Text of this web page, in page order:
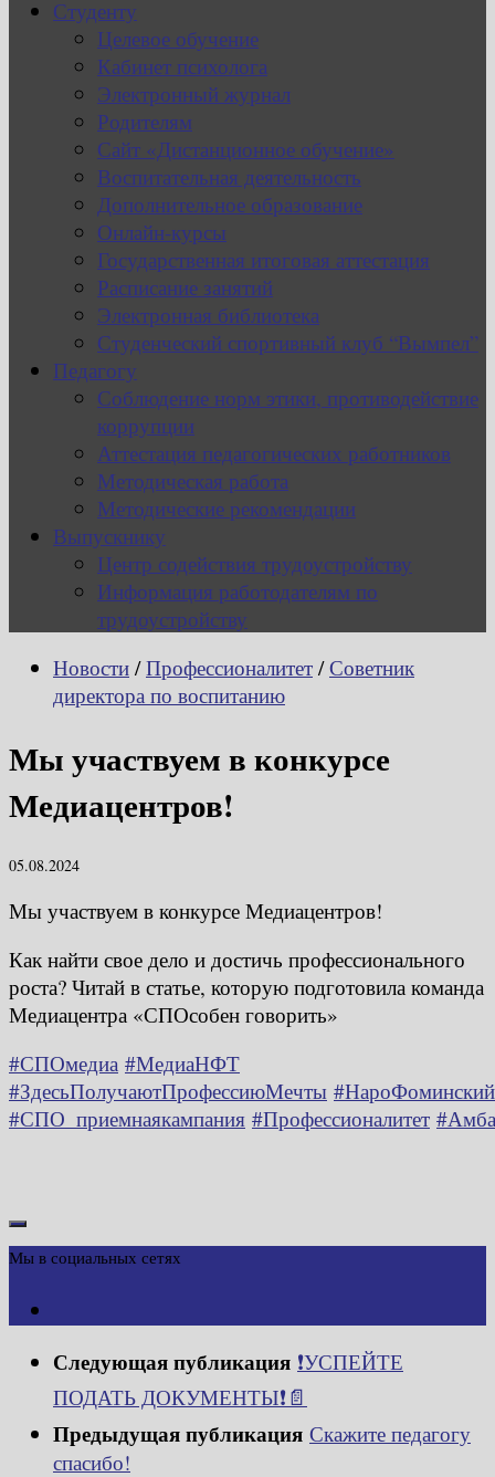
Студенту
Целевое обучение
Кабинет психолога
Электронный журнал
Родителям
Сайт «Дистанционное обучение»
Воспитательная деятельность
Дополнительное образование
Онлайн-курсы
Государственная итоговая аттестация
Расписание занятий
Электронная библиотека
Студенческий спортивный клуб “Вымпел”
Педагогу
Соблюдение норм этики, противодействие
коррупции
Аттестация педагогических работников
Методическая работа
Методические рекомендации
Выпускнику
Центр содействия трудоустройству
Информация работодателям по
трудоустройству
Новости / Профессионалитет / Советник
директора по воспитанию
Мы участвуем в конкурсе
Медиацентров!
05.08.2024
Мы участвуем в конкурсе Медиацентров!
Как найти свое дело и достичь профессионального
роста? Читай в статье, которую подготовила команда
Медиацентра «СПОсобен говорить»
#СПОмедиа #МедиаНФТ
#ЗдесьПолучаютПрофессиюМечты
#СПО_приемнаякампания #Профессионалитет
Мы в социальных сетях
Следующая публикация ❗️УСПЕЙТЕ
ПОДАТЬ ДОКУМЕНТЫ❗️📄
Предыдущая публикация Скажите педагогу
спасибо!